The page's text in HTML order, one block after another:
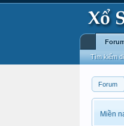
Forum
Miền
Tìm kiếm